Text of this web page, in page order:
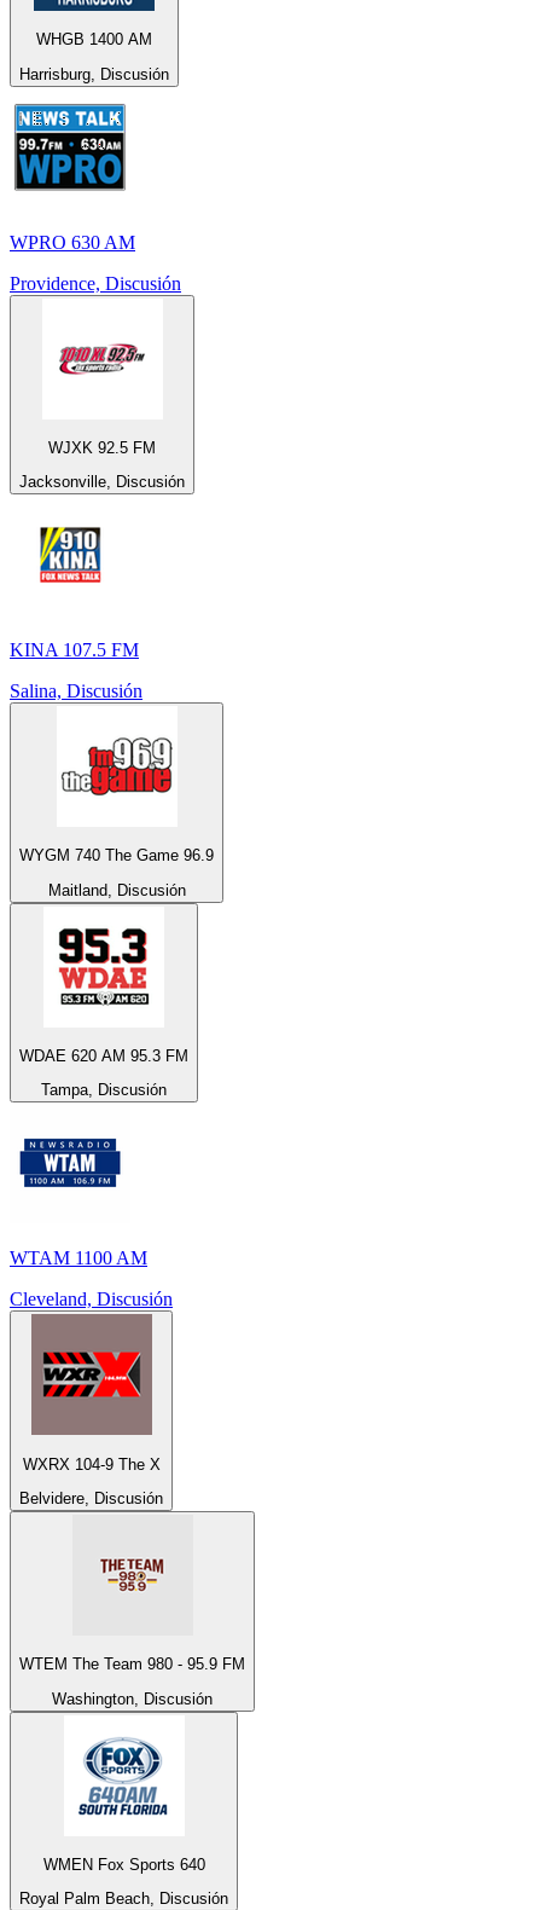
WHGB 1400 AM
Harrisburg, Discusión
WPRO 630 AM
Providence, Discusión
WJXK 92.5 FM
Jacksonville, Discusión
KINA 107.5 FM
Salina, Discusión
WYGM 740 The Game 96.9
Maitland, Discusión
WDAE 620 AM 95.3 FM
Tampa, Discusión
WTAM 1100 AM
Cleveland, Discusión
WXRX 104-9 The X
Belvidere, Discusión
WTEM The Team 980 - 95.9 FM
Washington, Discusión
WMEN Fox Sports 640
Royal Palm Beach, Discusión